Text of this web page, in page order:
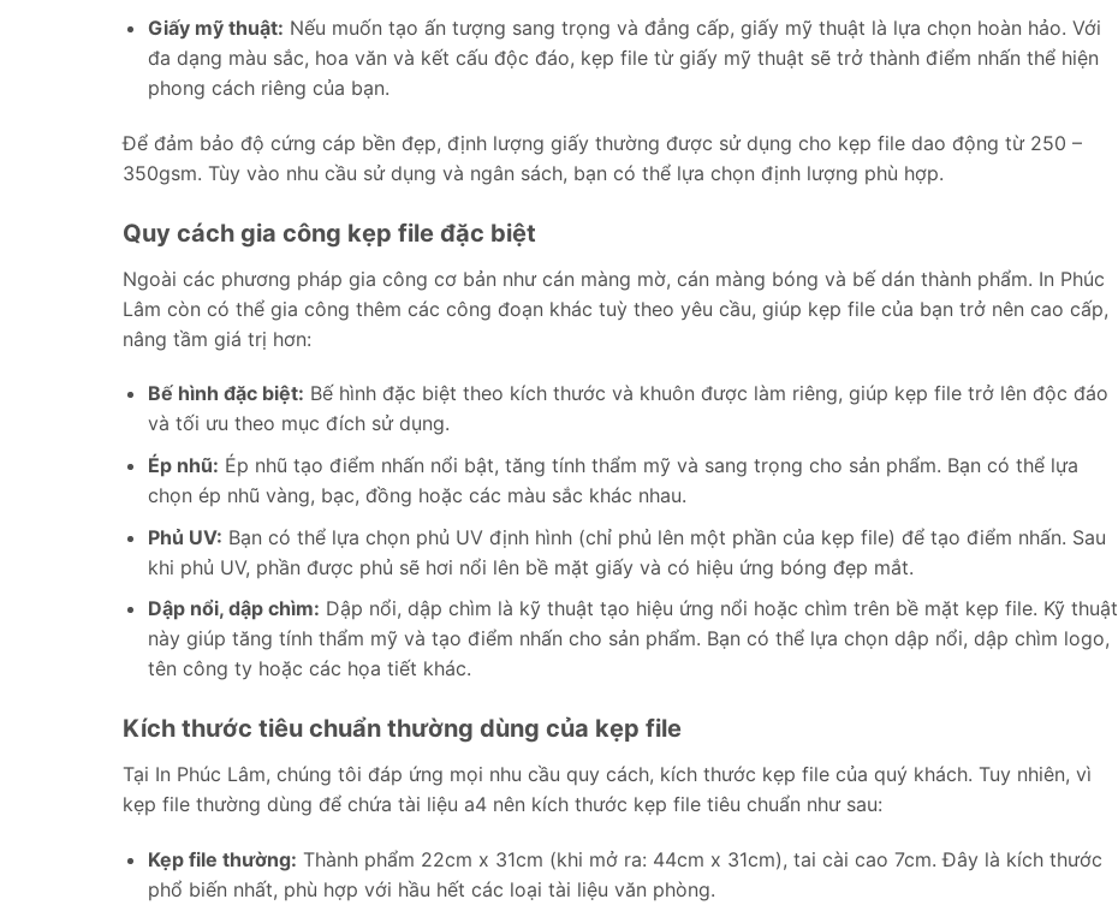
Giấy mỹ thuật: Nếu muốn tạo ấn tượng sang trọng và đẳng cấp, giấy mỹ thuật là lựa chọn hoàn hảo. Với
đa dạng màu sắc, hoa văn và kết cấu độc đáo, kẹp file từ giấy mỹ thuật sẽ trở thành điểm nhấn thể hiện
phong cách riêng của bạn.
Để đảm bảo độ cứng cáp bền đẹp, định lượng giấy thường được sử dụng cho kẹp file dao động từ 250 –
350gsm. Tùy vào nhu cầu sử dụng và ngân sách, bạn có thể lựa chọn định lượng phù hợp.
Quy cách gia công kẹp file đặc biệt
Ngoài các phương pháp gia công cơ bản như cán màng mờ, cán màng bóng và bế dán thành phẩm. In Phúc
Lâm còn có thể gia công thêm các công đoạn khác tuỳ theo yêu cầu, giúp kẹp file của bạn trở nên cao cấp,
nâng tầm giá trị hơn:
Bế hình đặc biệt: Bế hình đặc biệt theo kích thước và khuôn được làm riêng, giúp kẹp file trở lên độc đáo
và tối ưu theo mục đích sử dụng.
Ép nhũ: Ép nhũ tạo điểm nhấn nổi bật, tăng tính thẩm mỹ và sang trọng cho sản phẩm. Bạn có thể lựa
chọn ép nhũ vàng, bạc, đồng hoặc các màu sắc khác nhau.
Phủ UV: Bạn có thể lựa chọn phủ UV định hình (chỉ phủ lên một phần của kẹp file) để tạo điểm nhấn. Sau
khi phủ UV, phần được phủ sẽ hơi nổi lên bề mặt giấy và có hiệu ứng bóng đẹp mắt.
Dập nổi, dập chìm: Dập nổi, dập chìm là kỹ thuật tạo hiệu ứng nổi hoặc chìm trên bề mặt kẹp file. Kỹ thuật
này giúp tăng tính thẩm mỹ và tạo điểm nhấn cho sản phẩm. Bạn có thể lựa chọn dập nổi, dập chìm logo,
tên công ty hoặc các họa tiết khác.
Kích thước tiêu chuẩn thường dùng của kẹp file
Tại In Phúc Lâm, chúng tôi đáp ứng mọi nhu cầu quy cách, kích thước kẹp file của quý khách. Tuy nhiên, vì
kẹp file thường dùng để chứa tài liệu a4 nên kích thước kẹp file tiêu chuẩn như sau:
Kẹp file thường: Thành phẩm 22cm x 31cm (khi mở ra: 44cm x 31cm), tai cài cao 7cm. Đây là kích thước
phổ biến nhất, phù hợp với hầu hết các loại tài liệu văn phòng.